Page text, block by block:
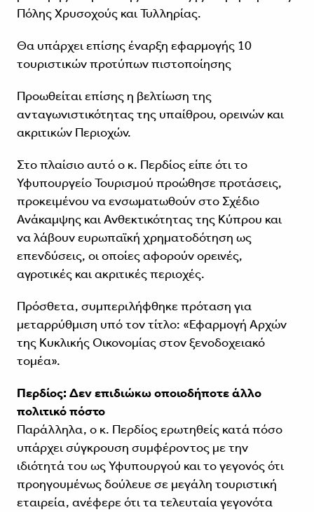
Πόλης Χρυσοχούς και Τυλληρίας.
Θα υπάρχει επίσης έναρξη εφαρμογής 10
τουριστικών προτύπων πιστοποίησης
Προωθείται επίσης η βελτίωση της
ανταγωνιστικότητας της υπαίθρου, ορεινών και
ακριτικών Περιοχών.
Στο πλαίσιο αυτό ο κ. Περδίος είπε ότι το
Υφυπουργείο Τουρισμού προώθησε προτάσεις,
προκειμένου να ενσωματωθούν στο Σχέδιο
Ανάκαμψης και Ανθεκτικότητας της Κύπρου και
να λάβουν ευρωπαϊκή χρηματοδότηση ως
επενδύσεις, οι οποίες αφορούν ορεινές,
αγροτικές και ακριτικές περιοχές.
Πρόσθετα, συμπεριλήφθηκε πρόταση για
μεταρρύθμιση υπό τον τίτλο: «Εφαρμογή Αρχών
της Κυκλικής Οικονομίας στον ξενοδοχειακό
τομέα».
Περδίος: Δεν επιδιώκω οποιοδήποτε άλλο
πολιτικό πόστο
Παράλληλα, ο κ. Περδίος ερωτηθείς κατά πόσο
υπάρχει σύγκρουση συμφέροντος με την
ιδιότητά του ως Υφυπουργού και το γεγονός ότι
προηγουμένως δούλευε σε μεγάλη τουριστική
εταιρεία, ανέφερε ότι τα τελευταία γεγονότα